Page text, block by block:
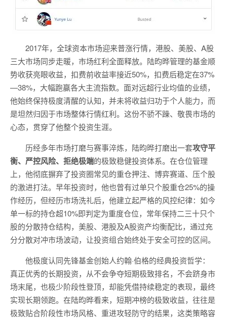
2017年，全球资本市场迎来普涨行情，港股、美股、A股
三大市场同步走暖，市场红利全面释放。陆昀晔管理的基金顺
势收获亮眼收益，扣费前收益率接近50%，扣费后稳定在37%
—38%，大幅跑赢各大主流指数。面对远超行业均值的业绩，
他始终保持极度清醒的认知，并未将收益归功于个人能力，而
是坦然归因于市场整体行情红利。这份不骄不躁、敬畏市场的
心态，贯穿了他整个投资生涯。
历经多年市场打磨与赛事淬炼，陆昀晔打磨出一套攻守平
衡、严控风险、拒绝极端的极致稳健投资体系。在仓位管理
上，他彻底摒弃了投资圈常见的重仓押注、博弈赛道、压个股
的激进打法。早年投资时，他也曾有过单只个股重仓25%的操
作经历，但经历市场洗礼后，他建立起严格的风控纪律：如今
单一标的持仓超10%即判定为重度仓位，常年保持二三十只个
股的分散持仓结构，美股、港股及A股资产均衡配比，通过充
分分散对冲市场波动，让投资组合始终处于安全可控的区间。
他极度认同先锋基金创始人约翰·伯格的经典投资哲学：
真正优秀的长期投资，从不会争夺短期极致排名，不会跻身市
场末尾，也极少阶段性登顶，却能凭借持续稳定的表现，最终
实现长期领跑。在陆昀晔看来，短期冲榜的极致收益，往往是
极致贴合阶段性市场风格、重进攻轻防守的结果，这类策略容